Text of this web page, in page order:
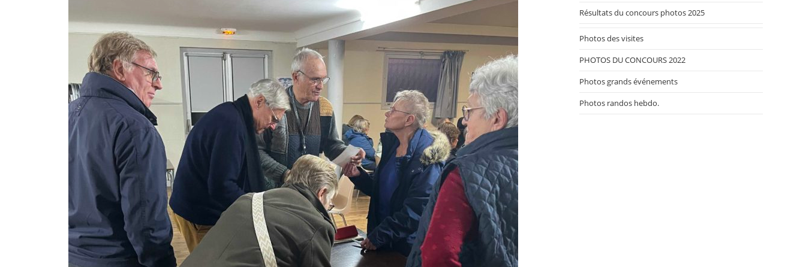
Résultats du concours photos 2025
Photos des visites
PHOTOS DU CONCOURS 2022
Photos grands événements
Photos randos hebdo.